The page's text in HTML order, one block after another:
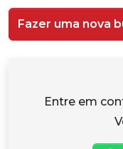
Fazer uma nova
Entre em